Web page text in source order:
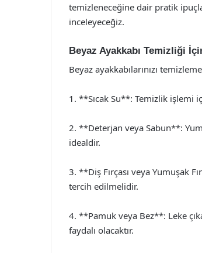
temizleneceğine dair pratik
inceleyeceğiz.
Beyaz Ayakkabı Temizliği
Beyaz ayakkabılarınızı
1. **Sıcak Su**: Temizlik işlemi
2. **Deterjan veya Sabun**:
idealdir.
3. **Diş Fırçası veya Yumuşak
tercih edilmelidir.
4. **Pamuk veya Bez**: Leke
faydalı olacaktır.